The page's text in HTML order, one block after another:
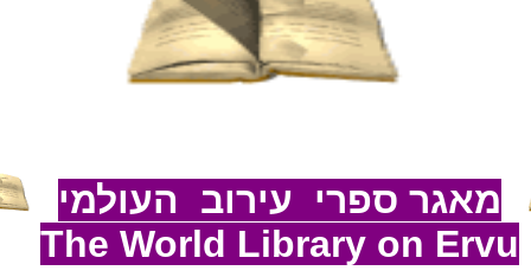
מאגר ספרי עירוב העולמי
The World Library on Ervu